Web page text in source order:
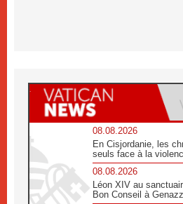
08.08.2026
En Cisjordanie, les
seuls face à la
08.08.2026
Léon XIV au
Bon Conseil à